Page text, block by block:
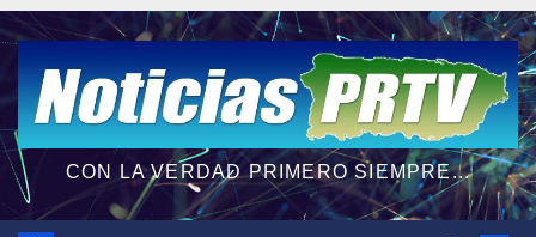
CON LA VERDAD PRIMERO SIEMPRE...